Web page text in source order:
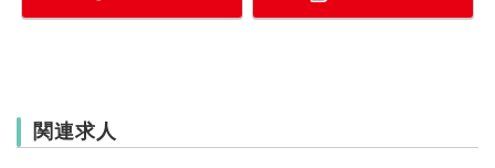
関連求人